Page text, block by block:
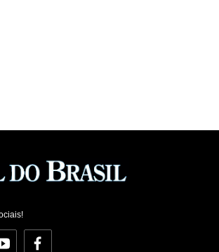
YouTubeFacebook